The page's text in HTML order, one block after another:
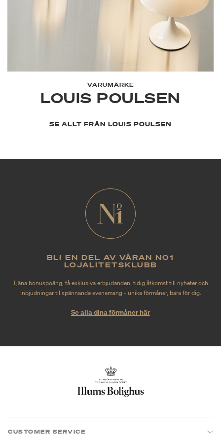
VARUMÄRKE
LOUIS POULSEN
SE ALLT FRÅN LOUIS POULSEN
BLI EN DEL AV VÅRAN NO1
LOJALITETSKLUBB
Tjäna bonuspoäng, få exklusiva erbjudanden, tidig åtkomst till nyheter och
inbjudningar til spännande evenemang - unika förmåner, bara för dig.
Se alla dina förmåner här
CUSTOMER SERVICE